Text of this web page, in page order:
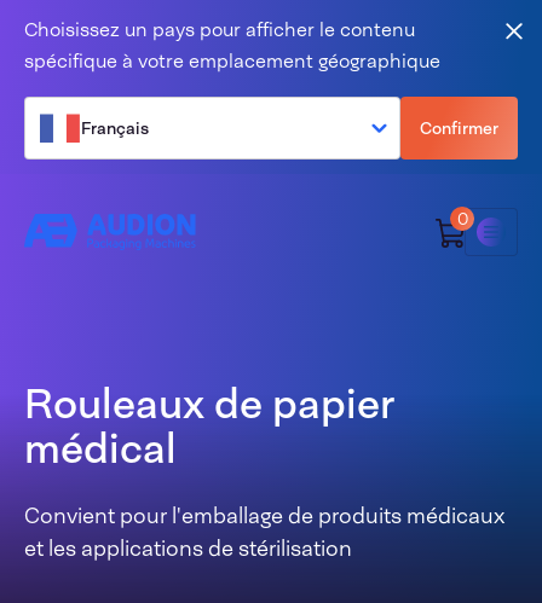
Choisissez un pays pour afficher le contenu
spécifique à votre emplacement géographique
Français Confirmer
0
Menu
Rouleaux de papier
médical
Convient pour l'emballage de produits médicaux
et les applications de stérilisation